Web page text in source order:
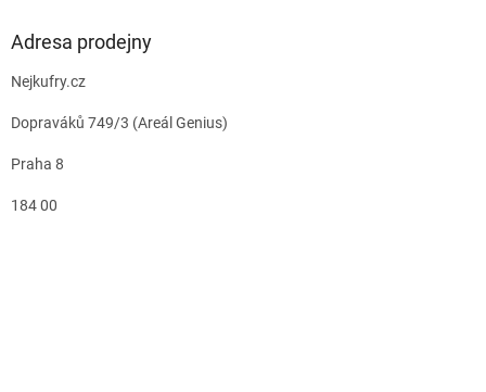
Adresa prodejny
Nejkufry.cz
Dopraváků 749/3 (Areál Genius)
Praha 8
184 00